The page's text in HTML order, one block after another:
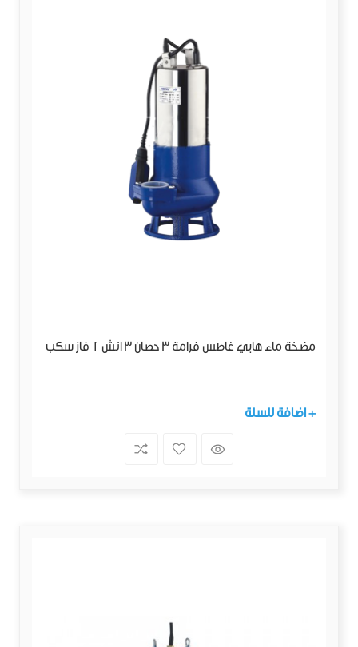
مضخة ماء هابي غاطس فرامة 3 حصان 3 انش 1 فاز سكب
+ اضافة للسلة